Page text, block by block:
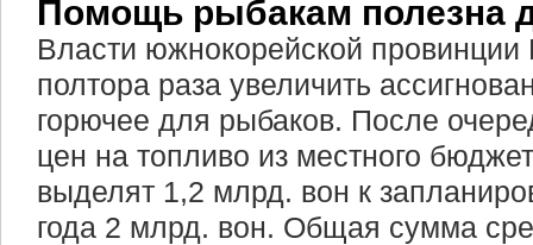
Помощь рыбакам полезна
Власти южнокорейской
полтора раза увеличить
горючее для рыбаков. После
цен на топливо из местного
выделят 1,2 млрд. вон к
года 2 млрд. вон. Общая сумма